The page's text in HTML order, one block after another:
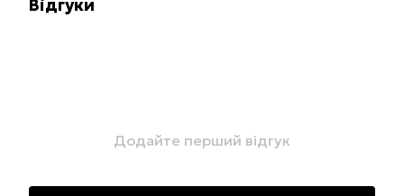
Відгуки
Додайте перший відгук